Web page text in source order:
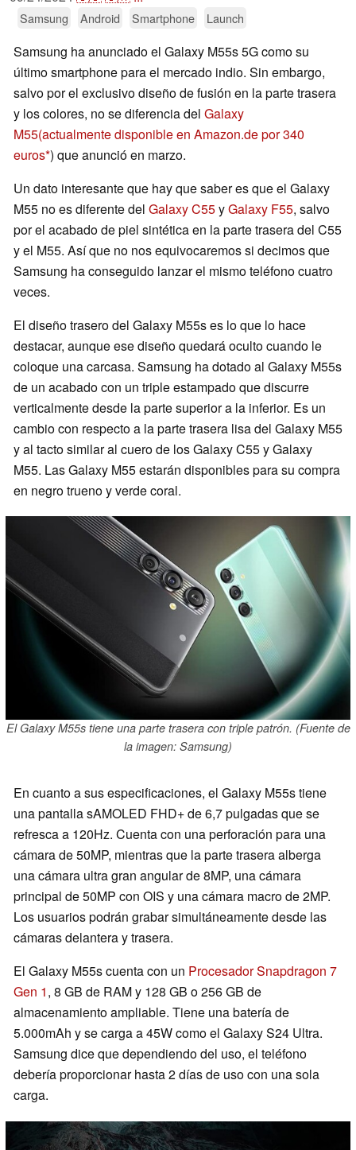
Samsung Android Smartphone Launch
Samsung ha anunciado el Galaxy M55s 5G como su
último smartphone para el mercado indio. Sin embargo,
salvo por el exclusivo diseño de fusión en la parte trasera
y los colores, no se diferencia del Galaxy
M55(actualmente disponible en Amazon.de por 340
euros ) que anunció en marzo.
Un dato interesante que hay que saber es que el Galaxy
M55 no es diferente del Galaxy C55yGalaxy F55, salvo
por el acabado de piel sintética en la parte trasera del C55
y el M55. Así que no nos equivocaremos si decimos que
Samsung ha conseguido lanzar el mismo teléfono cuatro
veces.
El diseño trasero del Galaxy M55s es lo que lo hace
destacar, aunque ese diseño quedará oculto cuando le
coloque una carcasa. Samsung ha dotado al Galaxy M55s
de un acabado con un triple estampado que discurre
verticalmente desde la parte superior a la inferior. Es un
cambio con respecto a la parte trasera lisa del Galaxy M55
y al tacto similar al cuero de los Galaxy C55 y Galaxy
M55. Las Galaxy M55 estarán disponibles para su compra
en negro trueno y verde coral.
El Galaxy M55s tiene una parte trasera con triple patrón. (Fuente de
la imagen: Samsung)
En cuanto a sus especificaciones, el Galaxy M55s tiene
una pantalla sAMOLED FHD+ de 6,7 pulgadas que se
refresca a 120Hz. Cuenta con una perforación para una
cámara de 50MP, mientras que la parte trasera alberga
una cámara ultra gran angular de 8MP, una cámara
principal de 50MP con OIS y una cámara macro de 2MP.
Los usuarios podrán grabar simultáneamente desde las
cámaras delantera y trasera.
El Galaxy M55s cuenta con un Procesador Snapdragon 7
Gen 1, 8 GB de RAM y 128 GB o 256 GB de
almacenamiento ampliable. Tiene una batería de
5.000mAh y se carga a 45W como el Galaxy S24 Ultra.
Samsung dice que dependiendo del uso, el teléfono
debería proporcionar hasta 2 días de uso con una sola
carga.